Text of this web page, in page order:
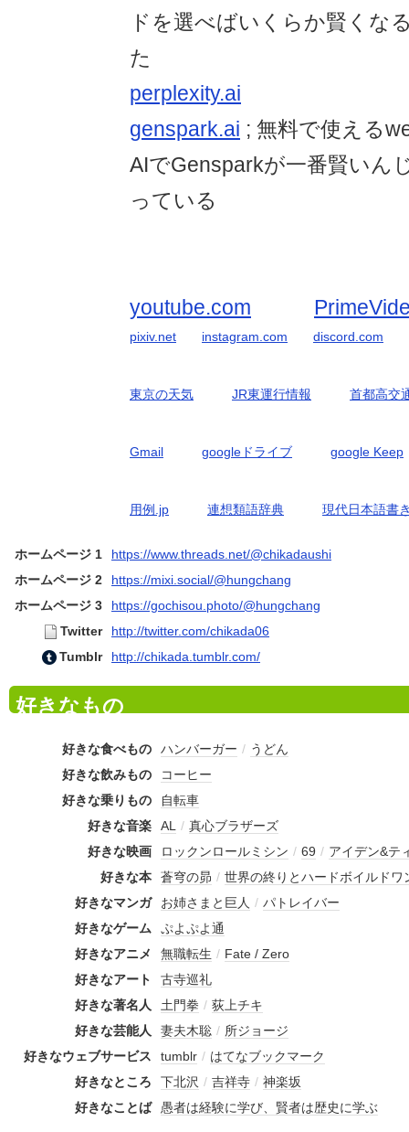
ドを選べばいくらか賢くな
た
perplexity.ai
genspark.ai ; 無料で使える
AIでGensparkが一番賢いん
っている
youtube.com
pixiv.net instagram.com discord.com
東京の天気 JR東運行情報 首都高交
Gmail googleドライブ google Keep
用例.jp 連想類語辞典 現代日本語書
ホームページ 1
https://www.threads.net/@chikadaushi
ホームページ 2
https://mixi.social/@hungchang
ホームページ 3
https://gochisou.photo/@hungchang
Twitter
http://twitter.com/chikada06
Tumblr
http://chikada.tumblr.com/
好きなもの
好きな食べもの ハンバーガー / うどん
好きな飲みもの
コーヒー
好きな乗りもの
自転車
好きな音楽
AL / 真心ブラザーズ
好きな映画
ロックンロールミシン / 69 / アイデン&テ
好きな本
蒼穹の昴 / 世界の終りとハードボイルドワ
好きなマンガ
お姉さまと巨人 / パトレイバー
好きなゲーム
ぷよぷよ通
好きなアニメ
無職転生 / Fate / Zero
好きなアート
古寺巡礼
好きな著名人
土門拳 / 荻上チキ
好きな芸能人
妻夫木聡 / 所ジョージ
好きなウェブサービス
tumblr / はてなブックマーク
好きなところ
下北沢 / 吉祥寺 / 神楽坂
好きなことば
愚者は経験に学び、賢者は歴史に学ぶ